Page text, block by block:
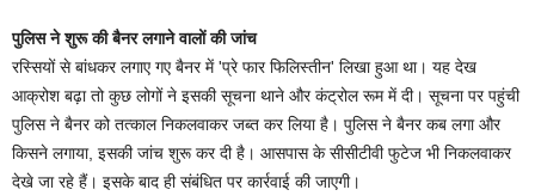
पुलिस ने शुरू की बैनर लगाने वालों की जांच
रस्सियों से बांधकर लगाए गए बैनर में 'प्रे फार फिलिस्तीन' लिखा हुआ था। यह देख
आक्रोश बढ़ा तो कुछ लोगों ने इसकी सूचना थाने और कंट्रोल रूम में दी। सूचना पर पहुंची
पुलिस ने बैनर को तत्काल निकलवाकर जब्त कर लिया है। पुलिस ने बैनर कब लगा और
किसने लगाया, इसकी जांच शुरू कर दी है। आसपास के सीसीटीवी फुटेज भी निकलवाकर
देखे जा रहे हैं। इसके बाद ही संबंधित पर कार्रवाई की जाएगी।